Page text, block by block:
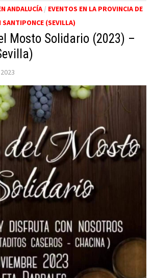
ANDALUCÍA/ EVENTOS EN LA PROVINCIA DE
SANTIPONCE (SEVILLA)
Mosto Solidario (2023) –